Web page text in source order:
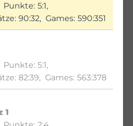
5:1
90:32 590:351
5:1
82:39 563:378
1